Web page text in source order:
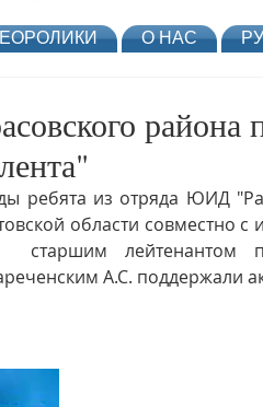
О НАС
района
ребята из отряда ЮИД
области совместно с
старшим
А.С. поддержали